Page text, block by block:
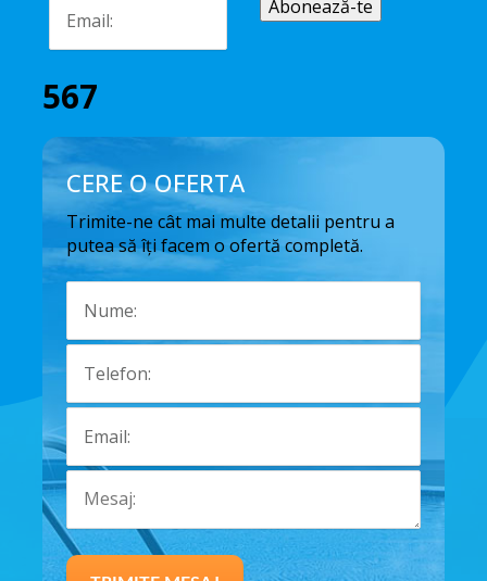
567
CERE O OFERTA
Trimite-ne cât mai multe detalii pentru a
putea să îți facem o ofertă completă.